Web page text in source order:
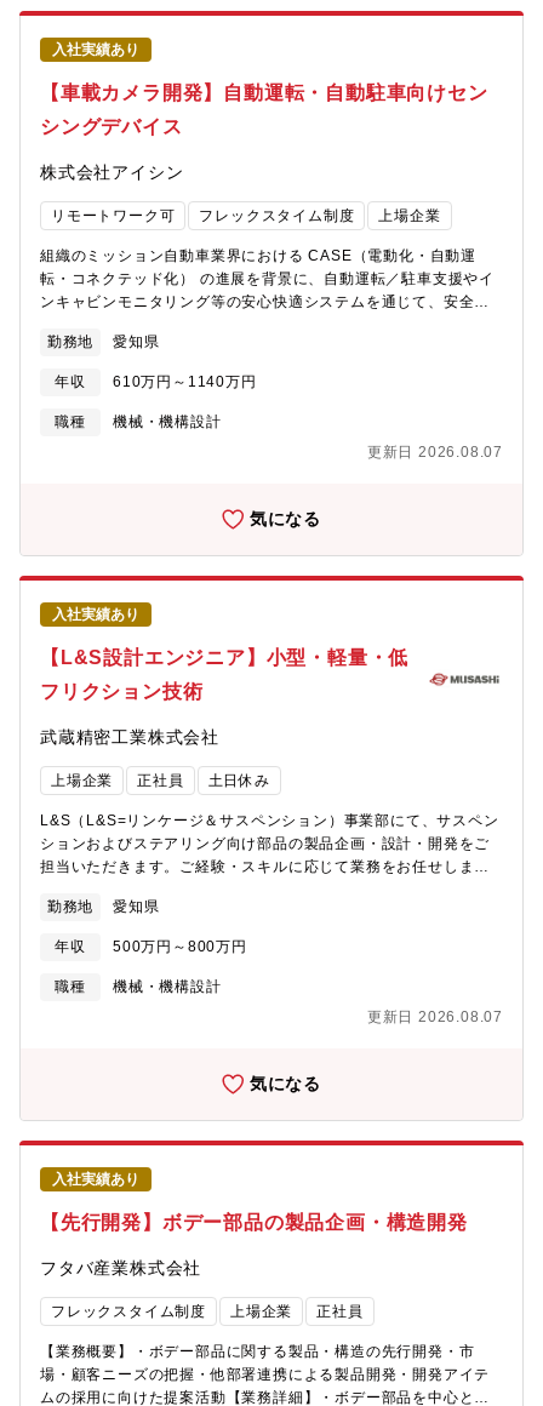
きる方【語学】●業務での英語使用メール／時々ある資料・文書読
て要相談
様々な自動車メーカへHEV・PHEV・BEVユニットを供給してい
ます。電動化が急加速する中、世界中の電動車両開発へ携わる事
ができ、持続可能な社会構築の一翼を担えます。基幹部品のモー
タは、企画、設計、材料、生産技術と一貫した開発をしており、
様々な経験を活かす場があり、また幅広い経験を積むことがで
き、技術者として大きく成長ができます。【組織のミッション】●
自動車（BEV）・ハイブリッド車（HEV）・プラグインハイブリ
ッド車（PHEV）向けに電動ユニットをフルラインアップでそろえ
ることを掲げています。この事業目標の達成に向け、電動ユニッ
No.1の魅力ある製品企画提案をする募集背景持続可能な社会の実
現に向けて、全世界的に自動車の急速な電動化シフトが進む中、
アイシンの主な事業である駆動領域も電動化への変革を推進して
います。HEV・BEVユニットの製品ラインナップの拡充をはかる
高圧バッテリやインバータ、モータを含めた電気システム開発を
材育成ができるエンジニアを必要としております。【業務のやり
がい】当社が世界NO.1の電動製品システムサプライヤーになるた
ることで大きな社会貢献ができると考えます。また、製品企画部
画・開発が主業務となります。世界各国の車両メーカーへ企画提
よび具体的な製品企画を担当いただきます。【具体的な業務内
容】・システム企画構想（世界各国のニーズ、最新技術動向を踏
まえた構想）・システム設計（要求分析、動力性能（トルク出
力、効率）、熱性能の成立性検証）
入社実績あり
【車載カメラ開発】自動運転・自動駐車向けセン
シングデバイス
株式会社アイシン
リモートワーク可 フレックスタイム制度 上場企業
組織のミッション自動車業界における CASE（電動化・自動運
転・コネクテッド化） の進展を背景に、自動運転／駐車支援やイ
ンキャビンモニタリング等の安心快適システムを通じて、安全・
ッションとしています。当室では電動アクチュエータやセンシン
グデバイスの開発を担い、当グループでは駐車支援・安心快適シ
ステムを構成するカメラおよび周辺機器の設計・評価を行ってい
ます。募集背景自動車業界がCASEにシフトする中、同社でも重点
推進しております。センサ・センシングから車両運動制御、HMI
強みを活かし、システム製品の提供により安全・安心、かつ持続
可能なモビリティ提供へ貢献することを目指しております。業界
をリードする新生アイシンの一員として、「“移動”に感動を、未来
に笑顔を。」をキーワードに、共に挑んで頂ける仲間を求めてい
ます。業務のやりがい自身の知見やアイデアが反映された製品を
世の中に出し、お客様の喜びや感動につなげられる現場です。新
しい製品の企画・開発にも参画でき、業務の中で自動車業界なら
ではの考え方や製品の専門知識も獲得できます。車載カメラは多
分野の技術を集結させた製品であり、日本国内・海外を問わず専
発を進められます。職務内容自動運転／自動駐車や安心快適に関
連する車載カメラや周辺機器の製品開発を担当して頂きます。具
体的な業務内容・車載カメラ製品の光学／電気／メカ／ソフト各
および映像評価・同製品の拡販に向けた国内外得意先への対応
（プレゼン、技術討議など）・自動駐車システム、車室内外の監
視システムや車載カメラ製品の競合他社ベンチマーク、法規制の
調査
勤務地 愛知県
年収 610万円～1140万円
職種
機械・機構設計
更新日 2026.08.07
気になる
入社実績あり
【L&S設計エンジニア】小型・軽量・低
フリクション技術
武蔵精密工業株式会社
上場企業 正社員 土日休み
L&S（L&S=リンケージ＆サスペンション）事業部にて、サスペン
ションおよびステアリング向け部品の製品企画・設計・開発をご
担当いただきます。ご経験・スキルに応じて業務をお任せします
ーーーーーーーーーーーーーーーーーーーーーーーーーーーーー
ーーーー・サスペンション用ボールジョイント、サスペンション
アーム等シャシー部品の製品設計・開発・ステアリング用ボール
ジョイントの製品設計・開発・客先との技術折衝・ボールジョイ
コンセプト立案から目標設定、推進ーーーーーーーーーーーーー
勤・出張の可能性について担当職務では、国内や海外出張もあ
り、中国・カナダなどへの転勤の可能性がございます。【ポジシ
ョンの魅力】・設計・評価・生産技術が同一事業部内にあり、開
発から量産まで一貫して完結できる体制を構築しています。・設
計段階から評価・生産技術メンバーが加わり、部門横断でディス
カッションを行う文化があるため、担当領域以外の知見にも触れ
ることが可能です。・年齢・職位・経歴を問わずフラットに議論
できる環境で、経験豊富なベテラン層がOJTを通じてサポートし
ます。・海外拠点との連携もあり、英語でのコミュニケーション
機会もあります。【職場雰囲気・はたらく環境】・労働組合との
36協定の中で、有給取得70％が義務付けられていますが、全社で
の有給取得実績は80%に達しております。・休暇も取りやすく、
メリハリのある働き方が実現出来ます。・フレックス、リモート
ワーク勤務制度が浸透しており、多様な働き方が認められていま
す。・中途社員比率は50%で、さまざまなバックグラウンドを持
勤務地 愛知県
年収 500万円～800万円
職種
機械・機構設計
更新日 2026.08.07
気になる
入社実績あり
【先行開発】ボデー部品の製品企画・構造開発
フタバ産業株式会社
フレックスタイム制度 上場企業 正社員
【業務概要】・ボデー部品に関する製品・構造の先行開発・市
場・顧客ニーズの把握・他部署連携による製品開発・開発アイテ
ムの採用に向けた提案活動【業務詳細】・ボデー部品を中心とし